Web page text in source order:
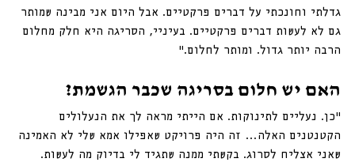
גדלתי וחונכתי על דברים פרקטיים. אבל היום אני מבינה שמותר
גם לא לעשות דברים פרקטיים. בעיניי, הסריגה היא חלק מחלום
הרבה יותר גדול. ומותר לחלום.״
האם יש חלום בסריגה שכבר הגשמת?
״כן. נעליים לתינוקות. אם הייתי מראה לך את הנעלולים
הקטנטנים האלה… זה היה פרויקט שאפילו אמא שלי לא האמינה
שאני אצליח לסרוג. בקשתי ממנה שתגיד לי בדיוק מה לעשות.